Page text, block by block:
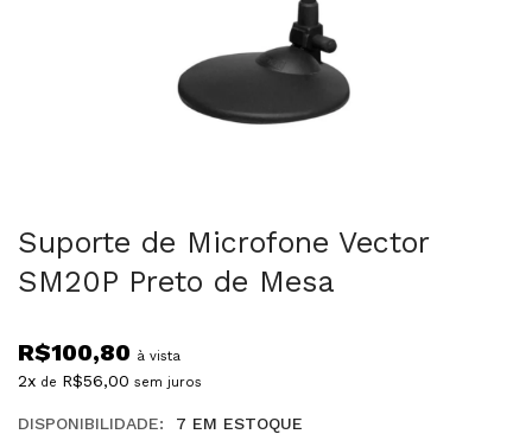
Senha perdida?
Suporte de Microfone Vector
SM20P Preto de Mesa
R$100,80 à vista
2x de R$56,00 sem juros
DISPONIBILIDADE: 7 EM ESTOQUE